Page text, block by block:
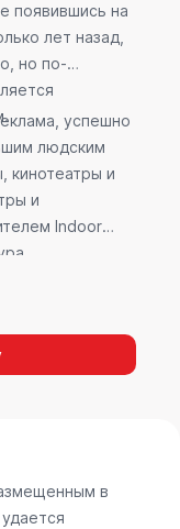
появившись на
лет назад,
но по-
успешно
людским
кинотеатры и
и
Indoor
рекламы в
на
наиболее
в